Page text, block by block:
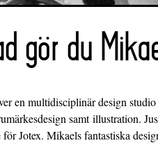
gör du
en multidisciplinär design studio
samt illustration.
för Jotex. Mikaels fantastiska